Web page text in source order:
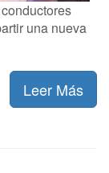
una nueva
Leer Más